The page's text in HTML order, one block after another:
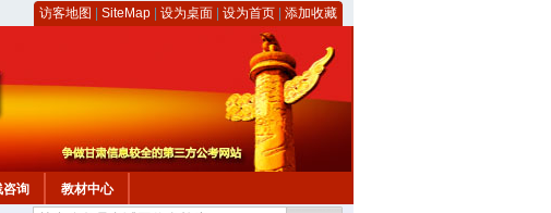
访客地图 SiteMap 设为桌面 设为首页 添加收藏
咨询
教材中心